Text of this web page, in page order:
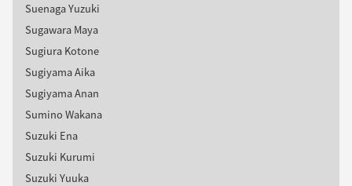
Suenaga Yuzuki
Sugawara Maya
Sugiura Kotone
Sugiyama Aika
Sugiyama Anan
Sumino Wakana
Suzuki Ena
Suzuki Kurumi
Suzuki Yuuka